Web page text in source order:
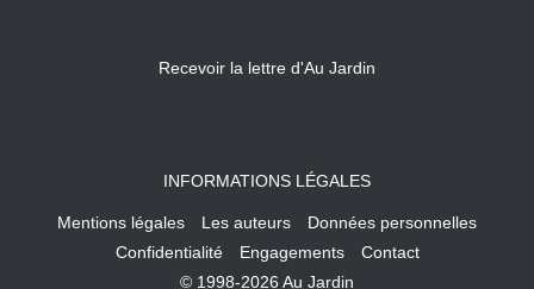
Recevoir la lettre d'Au Jardin
INFORMATIONS LÉGALES
Mentions légales Les auteurs
Données personnelles
Confidentialité
Engagements
Contact
© 1998-2026 Au Jardin